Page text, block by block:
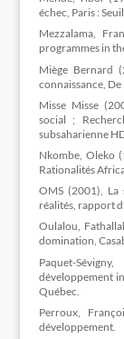
échec, Paris :
Mezzalama,
programmes in
Miège Bernard
connaissance, De
Misse Misse
social ;
subsaharienne
Nkombe, Oleko
Rationalités
OMS (2001), La
réalités, rapport
Oulalou,
domination,
Paquet-
développement
Québec.
Perroux,
développement.